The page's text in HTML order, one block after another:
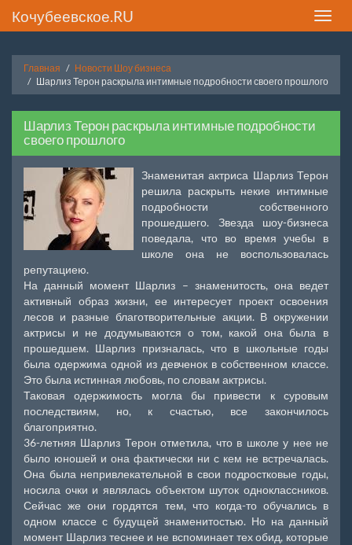
Toggle
Кочубеевское.RU
Главная
Новости Шоу бизнеса
Шарлиз Терон раскрыла интимные подробности своего прошлого
Шарлиз Терон раскрыла интимные подробности
своего прошлого
Знаменитая актриса Шарлиз Терон
решила раскрыть некие интимные
подробности собственного
прошедшего. Звезда шоу-бизнеса
поведала, что во время учебы в
школе она не воспользовалась
репутациею.
На данный момент Шарлиз – знаменитость, она ведет
активный образ жизни, ее интересует проект освоения
лесов и разные благотворительные акции. В окружении
актрисы и не додумываются о том, какой она была в
прошедшем. Шарлиз призналась, что в школьные годы
была одержима одной из девченок в собственном классе.
Это была истинная любовь, по словам актрисы.
Таковая одержимость могла бы привести к суровым
последствиям, но, к счастью, все закончилось
благоприятно.
36-летняя Шарлиз Терон отметила, что в школе у нее не
было юношей и она фактически ни с кем не встречалась.
Она была непривлекательной в свои подростковые годы,
носила очки и являлась объектом шуток одноклассников.
Сейчас же они гордятся тем, что когда-то обучались в
одном классе с будущей знаменитостью. Но на данный
момент Шарлиз теснее и не вспоминает тех обид, которые